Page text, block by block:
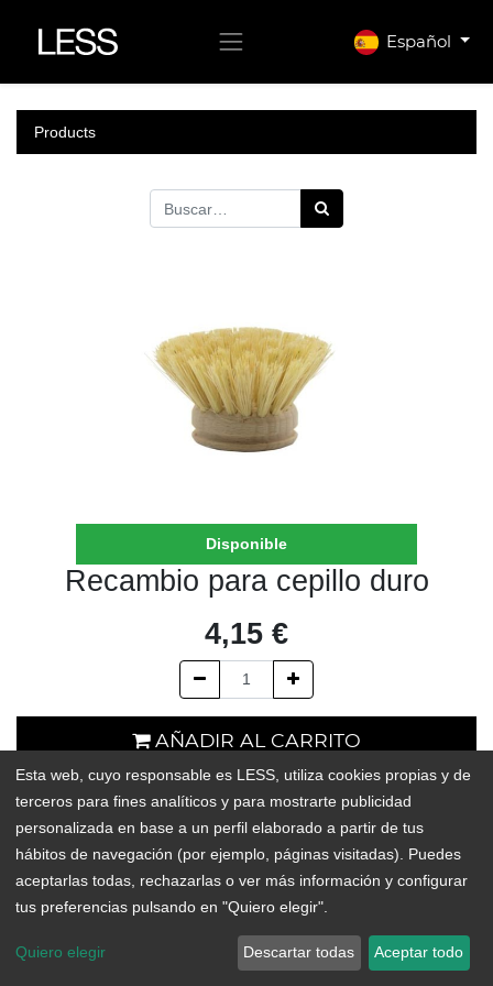
Español
Products
Disponible
Recambio para cepillo duro
4,15 €
AÑADIR AL CARRITO
En existencias
Add to Wishlist
Alarga la vida de tu cepillo para fregar con este recambio de
madera y fibras vegetales de dureza alta.
Esta web, cuyo responsable es LESS, utiliza cookies propias y de
terceros para fines analíticos y para mostrarte publicidad
personalizada en base a un perfil elaborado a partir de tus
hábitos de navegación (por ejemplo, páginas visitadas). Puedes
aceptarlas todas, rechazarlas o ver más información y configurar
tus preferencias pulsando en "Quiero elegir".
Quiero elegir Descartar todas Aceptar todo